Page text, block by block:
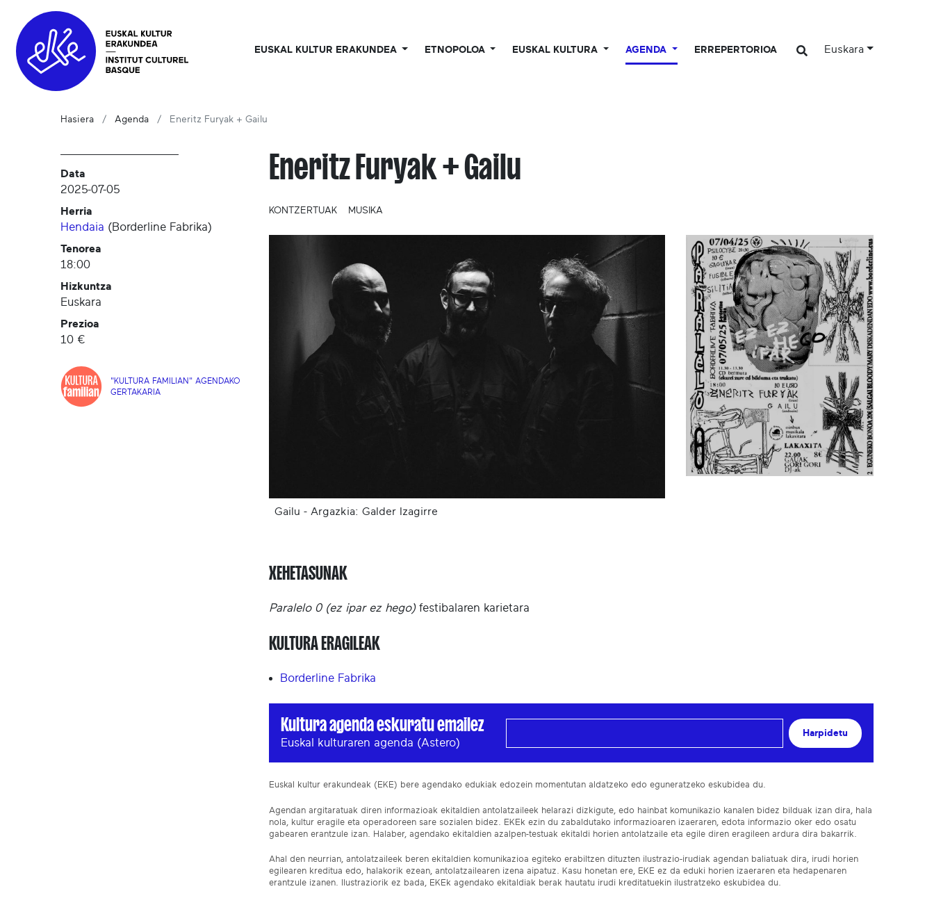
EUSKAL KULTUR ERAKUNDEA ETNOPOLOA EUSKAL KULTURA AGENDA ERREPERTORIOA Euskara
Hasiera Agenda Eneritz Furyak + Gailu
Data
2025-07-05
Herria
Hendaia (Borderline Fabrika)
Tenorea
18:00
Hizkuntza
Euskara
Prezioa
10 €
"KULTURA FAMILIAN" AGENDAKO
GERTAKARIA
Eneritz Furyak + Gailu
KONTZERTUAK MUSIKA
Gailu - Argazkia: Galder Izagirre
XEHETASUNAK
Paralelo 0 (ez ipar ez hego)festibalaren karietara
KULTURA ERAGILEAK
Borderline Fabrika
Kultura agenda eskuratu emailez
Euskal kulturaren agenda (Astero)
Harpidetu
Euskal kultur erakundeak (EKE) bere agendako edukiak edozein momentutan aldatzeko edo eguneratzeko eskubidea du.
Agendan argitaratuak diren informazioak ekitaldien antolatzaileek helarazi dizkigute, edo hainbat komunikazio kanalen bidez bilduak izan dira, hala
nola, kultur eragile eta operadoreen sare sozialen bidez. EKEk ezin du zabaldutako informazioaren izaeraren, edota informazio oker edo osatu
gabearen erantzule izan. Halaber, agendako ekitaldien azalpen-testuak ekitaldi horien antolatzaile eta egile diren eragileen ardura dira bakarrik.
Ahal den neurrian, antolatzaileek beren ekitaldien komunikazioa egiteko erabiltzen dituzten ilustrazio-irudiak agendan baliatuak dira, irudi horien
egilearen kreditua edo, halakorik ezean, antolatzailearen izena aipatuz. Kasu honetan ere, EKE ez da eduki horien izaeraren eta hedapenaren
erantzule izanen. Ilustraziorik ez bada, EKEk agendako ekitaldiak berak hautatu irudi kreditatuekin ilustratzeko eskubidea du.